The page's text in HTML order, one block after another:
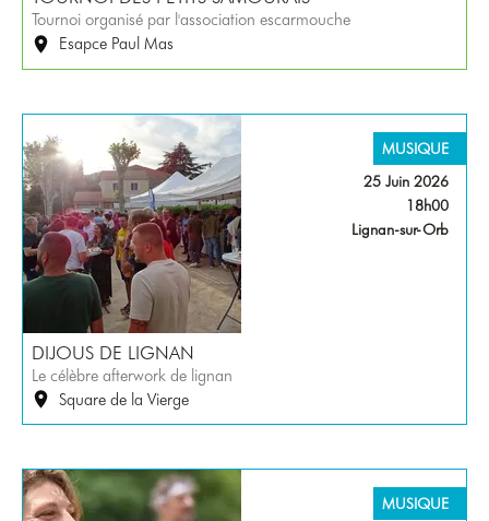
Tournoi organisé par l'association escarmouche
Esapce Paul Mas
MUSIQUE
25 Juin 2026
18h00
Lignan-sur-Orb
DIJOUS DE LIGNAN
Le célèbre afterwork de lignan
Square de la Vierge
MUSIQUE